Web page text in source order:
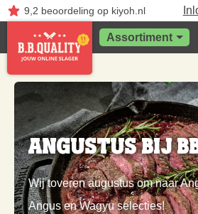
9,2 beoordelingop kiyoh.nl
Assortiment
Angustus bij
Wij toveren augustus om naar
Angus en Wagyu selecties!